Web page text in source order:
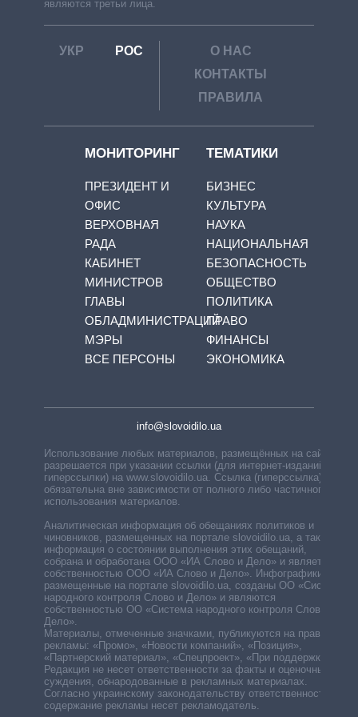
являются третьи лица.
УКР РОС
О НАС
КОНТАКТЫ
ПРАВИЛА
МОНИТОРИНГ
ПРЕЗИДЕНТ И
ОФИС
ВЕРХОВНАЯ
РАДА
КАБИНЕТ
МИНИСТРОВ
ГЛАВЫ
ОБЛАДМИНИСТРАЦИЙ
МЭРЫ
ВСЕ ПЕРСОНЫ
ТЕМАТИКИ
БИЗНЕС
КУЛЬТУРА
НАУКА
НАЦИОНАЛЬНАЯ
БЕЗОПАСНОСТЬ
ОБЩЕСТВО
ПОЛИТИКА
ПРАВО
ФИНАНСЫ
ЭКОНОМИКА
info@slovoidilo.ua
Использование любых материалов, размещённых на сайте,
разрешается при указании ссылки (для интернет-изданий —
гиперссылки) на www.slovoidilo.ua. Ссылка (гиперссылка)
обязательна вне зависимости от полного либо частичного
использования материалов.
Аналитическая информация об обещаниях политиков и
чиновников, размещенных на портале slovoidilo.ua, а также
информация о состоянии выполнения этих обещаний,
собрана и обработана ООО «ИА Слово и Дело» и является
собственностью ООО «ИА Слово и Дело». Инфографики,
размещенные на портале slovoidilo.ua, созданы ОО «Система
народного контроля Слово и Дело» и являются
собственностью ОО «Система народного контроля Слово и
Дело».
Материалы, отмеченные значками, публикуются на правах
рекламы: «Промо», «Новости компаний», «Позиция»,
«Партнерский материал», «Спецпроект», «При поддержке».
Редакция не несет ответственности за факты и оценочные
суждения, обнародованные в рекламных материалах.
Согласно украинскому законодательству ответственность за
содержание рекламы несет рекламодатель.